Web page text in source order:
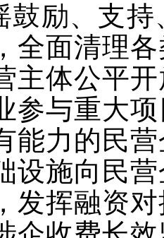
鼓励、支
全面清理
主体公平
参与重大
能力的民
设施向民
发挥融资